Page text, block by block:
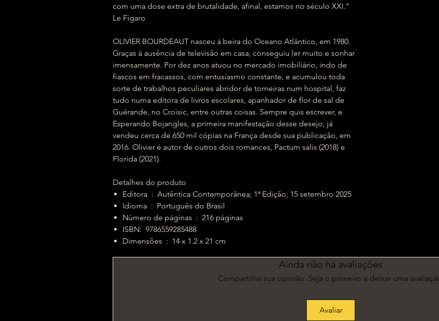
com uma dose extra de brutalidade, afinal, estamos no século XXI."
Le Figaro
OLIVIER BOURDEAUT nasceu à beira do Oceano Atlântico, em 1980.
Graças à ausência de televisão em casa, conseguiu ler muito e sonhar
imensamente. Por dez anos atuou no mercado imobiliário, indo de
fiascos em fracassos, com entusiasmo constante, e acumulou toda
sorte de trabalhos peculiares abridor de torneiras num hospital, faz
tudo numa editora de livros escolares, apanhador de flor de sal de
Guérande, no Croisic, entre outras coisas. Sempre quis escrever, e
Esperando Bojangles, a primeira manifestação desse desejo, já
vendeu cerca de 650 mil cópias na França desde sua publicação, em
2016. Olivier é autor de outros dois romances, Pactum salis (2018) e
Florida (2021).
Detalhes do produto
Editora ‏ : ‎ Autêntica Contemporânea; 1ª Edição; 15 setembro 2025
Idioma ‏ : ‎ Português do Brasil
Número de páginas ‏ : ‎ 216 páginas
ISBN: ‎ 9786559285488
Dimensões ‏ : ‎ 14 x 1.2 x 21 cm
Ainda não há avaliações
Compartilhe sua opinião. Seja o primeiro a deixar uma
Avaliar